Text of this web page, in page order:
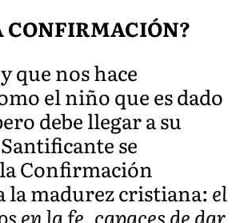
CONFIRMACIÓN?
que nos hace
el niño que es dado
debe llegar a su
se
Confirmación
la madurez cristiana: el
en la fe, capaces de dar